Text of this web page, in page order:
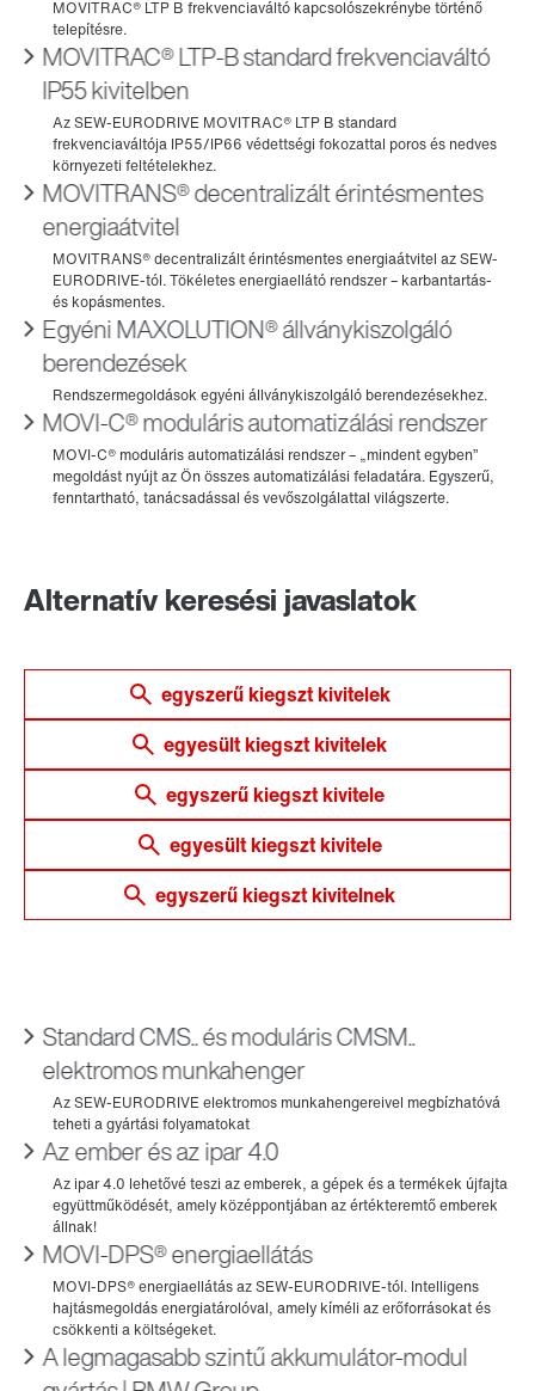
MOVITRAC® LTP-B standard frekvenciaváltó
IP55 kivitelben
MOVITRANS® decentralizált érintésmentes
energiaátvitel
Egyéni MAXOLUTION® állványkiszolgáló
berendezések
MOVI-C® moduláris automatizálási rendszer
Alternatív keresési javaslatok
egyszerű kiegszt kivitelek
egyesült kiegszt kivitelek
egyszerű kiegszt kivitele
egyesült kiegszt kivitele
egyszerű kiegszt kivitelnek
Standard CMS.. és moduláris CMSM..
elektromos munkahenger
Az ember és az ipar 4.0
MOVI-DPS® energiaellátás
A legmagasabb szintű akkumulátor-modul